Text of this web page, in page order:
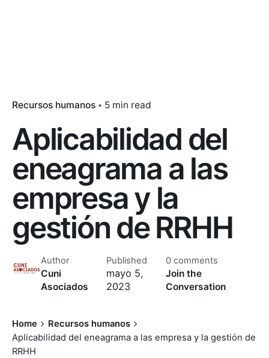
Recursos humanos 5 min read
Aplicabilidad del
eneagrama a las
empresa y la
gestión de RRHH
Author
Cuni
Asociados
Published
mayo 5,
2023
0 comments
Join the
Conversation
Home
Recursos humanos
Aplicabilidad del eneagrama a las empresa y la gestión de
RRHH